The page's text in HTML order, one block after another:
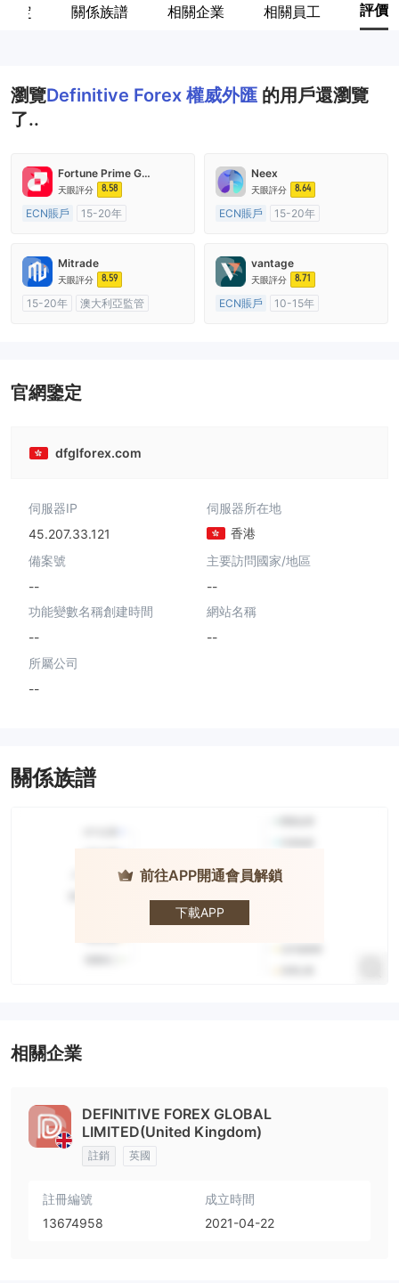
定 關係族譜 相關企業 相關員工 評價
瀏覽Definitive Forex 權威外匯 的用戶還瀏覽
了..
Fortune Prime Global
天眼評分 8.58
ECN賬戶
15-20年
主標MT4
Neex
天眼評分 8.64
ECN賬戶
15-20年
主標MT4
Mitrade
天眼評分 8.59
15-20年
澳大利亞監管
vantage
天眼評分 8.71
ECN賬戶
10-15年
官網鑒定
dfglforex.com
伺服器IP
45.207.33.121
伺服器所在地
香港
備案號
--
主要訪問國家/地區
--
功能變數名稱創建時間
--
網站名稱
--
所屬公司
--
關係族譜
前往APP開通會員解鎖
下載APP
Definitive
外匯
相關企業
DEFINITIVE FOREX GLOBAL
LIMITED(United Kingdom)
註銷 英國
註冊編號
13674958
成立時間
2021-04-22